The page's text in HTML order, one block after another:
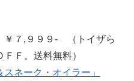
￥７,９９９- （トイザら
Ｆ。送料無料）
ネーク・オイラー」